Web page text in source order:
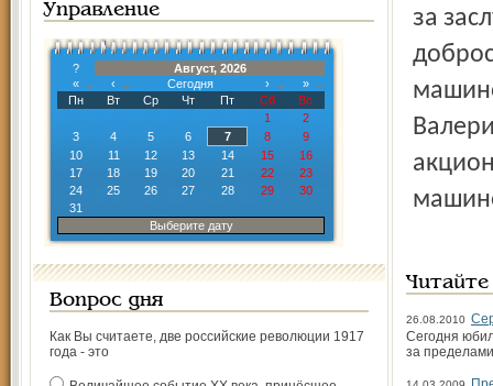
Управление
?
Август, 2026
«
‹ Сегодня ›
»
Пн
Вт Ср Чт Пт Сб
Вс
1
2
3
4 5 6 7 8
9
10
11 12 13 14 15
16
17
18 19 20 21 22
23
24
25 26 27 28 29
30
31
Выберите дату
Вопрос дня
Как Вы считаете, две российские революции 1917
года - это
за заслуги в области машиностроения и многолетний
26.08.2010
Сегодня
за